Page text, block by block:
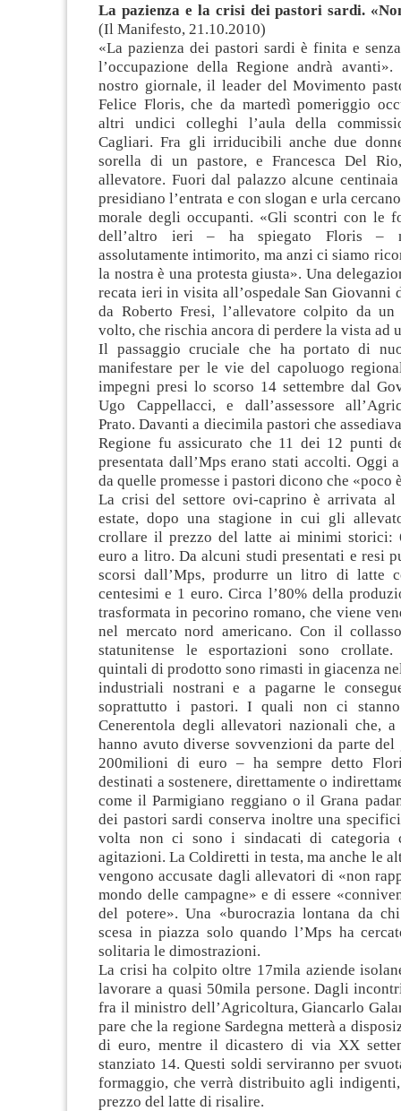
La pazienza e la crisi dei pastori sardi.
(Il Manifesto, 21.10.2010)
«La pazienza dei pastori sardi è finita e
l’occupazione della Regione andrà
nostro giornale, il leader del Movimento
Felice Floris, che da martedì pomeriggio
altri undici colleghi l’aula della
Cagliari. Fra gli irriducibili anche due
sorella di un pastore, e Francesca Del
allevatore. Fuori dal palazzo alcune
presidiano l’entrata e con slogan e urla
morale degli occupanti. «Gli scontri con le
dell’altro ieri – ha spiegato Floris –
assolutamente intimorito, ma anzi ci siamo
la nostra è una protesta giusta». Una
recata ieri in visita all’ospedale San Giovanni
da Roberto Fresi, l’allevatore colpito da un
volto, che rischia ancora di perdere la vista ad
Il passaggio cruciale che ha portato di
manifestare per le vie del capoluogo
impegni presi lo scorso 14 settembre dal
Ugo Cappellacci, e dall’assessore
Prato. Davanti a diecimila pastori che
Regione fu assicurato che 11 dei 12 punti
presentata dall’Mps erano stati accolti. Oggi
da quelle promesse i pastori dicono che «poco
La crisi del settore ovi-caprino è arrivata al
estate, dopo una stagione in cui gli
crollare il prezzo del latte ai minimi storici:
euro a litro. Da alcuni studi presentati e resi
scorsi dall’Mps, produrre un litro di latte
centesimi e 1 euro. Circa l’80% della
trasformata in pecorino romano, che viene
nel mercato nord americano. Con il
statunitense le esportazioni sono
quintali di prodotto sono rimasti in giacenza
industriali nostrani e a pagarne le
soprattutto i pastori. I quali non ci
Cenerentola degli allevatori nazionali che, a
hanno avuto diverse sovvenzioni da parte del
200milioni di euro – ha sempre detto
destinati a sostenere, direttamente o
come il Parmigiano reggiano o il Grana
dei pastori sardi conserva inoltre una
volta non ci sono i sindacati di categoria
agitazioni. La Coldiretti in testa, ma anche le
vengono accusate dagli allevatori di «non
mondo delle campagne» e di essere
del potere». Una «burocrazia lontana da
scesa in piazza solo quando l’Mps ha
solitaria le dimostrazioni.
La crisi ha colpito oltre 17mila aziende
lavorare a quasi 50mila persone. Dagli
fra il ministro dell’Agricoltura, Giancarlo
pare che la regione Sardegna metterà a
di euro, mentre il dicastero di via XX
stanziato 14. Questi soldi serviranno per
formaggio, che verrà distribuito agli
prezzo del latte di risalire.